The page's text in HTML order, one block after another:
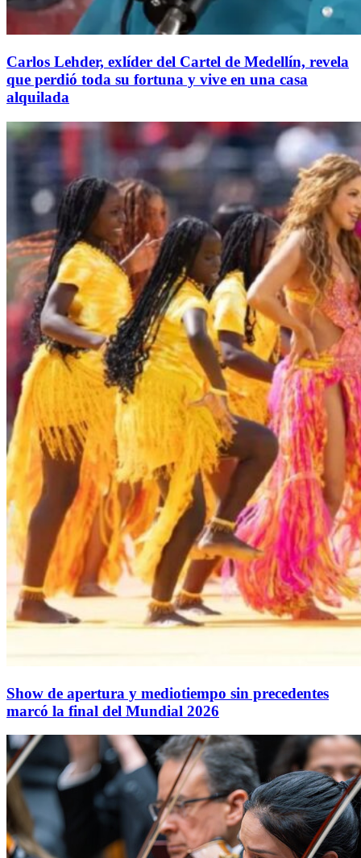
Carlos Lehder, exlíder del Cartel de Medellín, revela
que perdió toda su fortuna y vive en una casa
alquilada
Show de apertura y mediotiempo sin precedentes
marcó la final del Mundial 2026